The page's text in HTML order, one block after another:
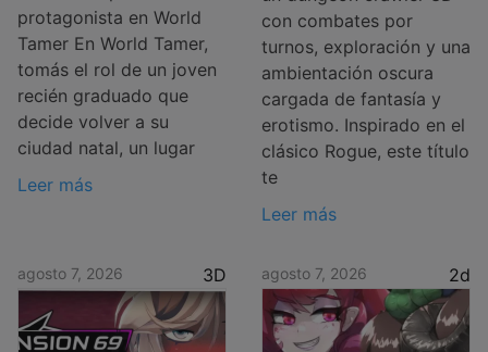
protagonista en World
Tamer En World Tamer,
tomás el rol de un joven
recién graduado que
decide volver a su
ciudad natal, un lugar
Leer más
con combates por
turnos, exploración y una
ambientación oscura
cargada de fantasía y
erotismo. Inspirado en el
clásico Rogue, este título
te
Leer más
agosto 7, 2026 3D agosto 7, 2026 2d